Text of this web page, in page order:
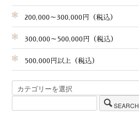
200,000～300,000円（税込）
300,000～500,000円（税込）
500,000円以上（税込）
SEARCH